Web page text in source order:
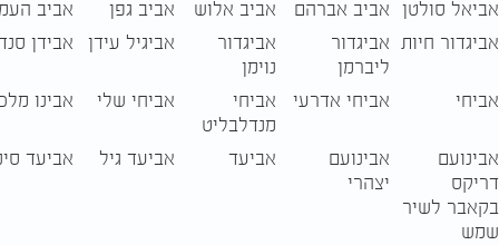
אביאל סולטן אביב אברהם אביב אלוש אביב גפן
אביב
אביגדור חיות אביגדור
ליברמן
אביגדור
נוימן
אביגיל עידן אבידן
אביחי אביחי אדרעי
אביחי
מנדלבליט
אביחי שלי אבינו
אבינועם
דריקס
בקאבר לשיר
שמש
אבינועם
יצהרי
אביעד אביעד גיל אביעד